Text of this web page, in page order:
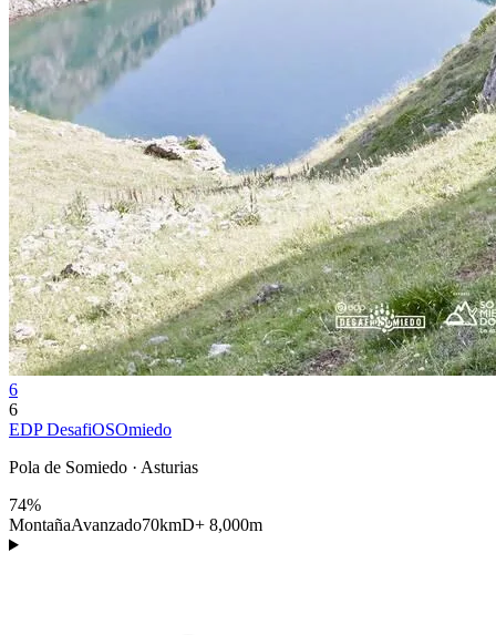
6
6
EDP DesafiOSOmiedo
Pola de Somiedo · Asturias
74%
MontañaAvanzado70kmD+ 8,000m